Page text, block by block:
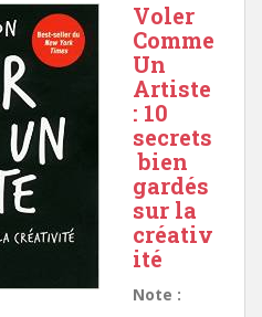
Voler
Comme
Un
Artiste
: 10
secrets
bien
gardés
sur la
créativ
ité
Note :